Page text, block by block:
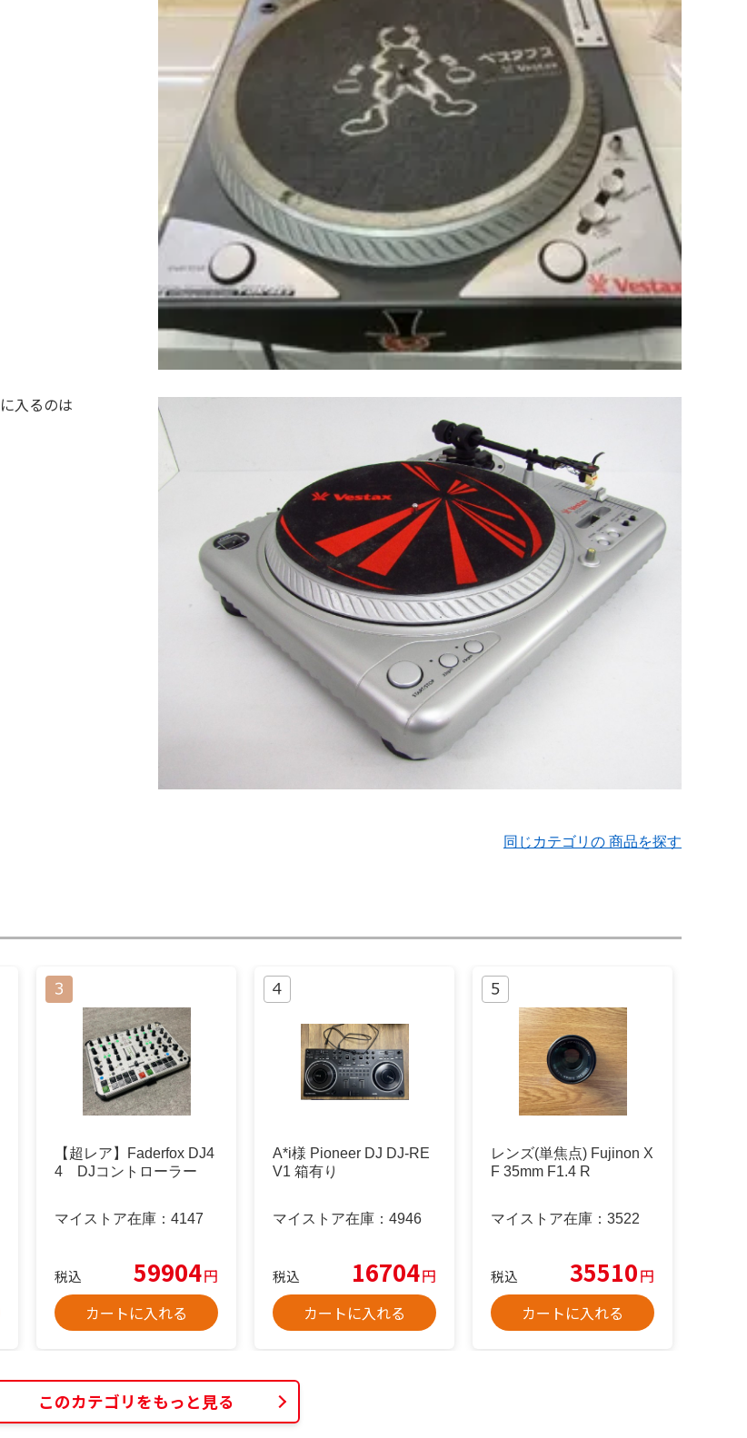
同じカテゴリの 商品を探す
【超レア】Faderfox DJ4
4 DJコントローラー
マイストア在庫： 4147
税込 59904円
カートに入れる
A*i様 Pioneer DJ DJ-RE
V1 箱有り
マイストア在庫： 4946
税込 16704円
カートに入れる
レンズ(単焦点) Fujinon X
F 35mm F1.4 R
マイストア在庫： 3522
税込 35510円
カートに入れる
このカテゴリをもっと見る